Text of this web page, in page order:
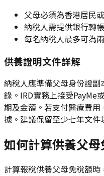
父母必須為香港居民
納稅人需提供銀行轉
每名納稅人最多可為
供養證明文件詳解
納稅人應準備父母身份證
錄。IRD實務上接受PayMe
期及金額。若支付醫療費
據。建議保留至少七年文件
如何計算供養父
計算報稅供養父母免稅額